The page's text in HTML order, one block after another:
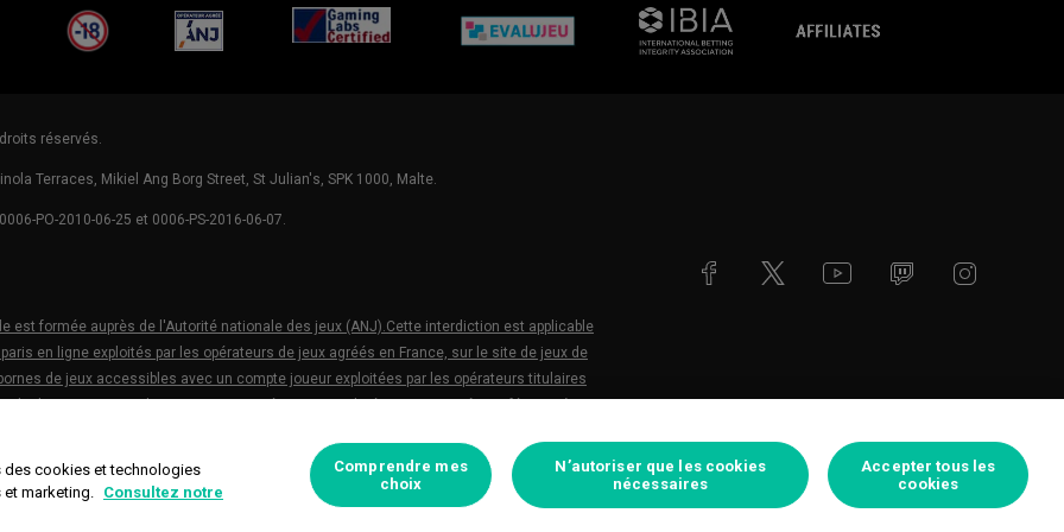
flutterLogo gamingLabs evalujeu
réservés.
Terraces, Mikiel Ang Borg Street, St Julian's, SPK 1000, Malte.
PO-2010-06-25 et 0006-PS-2016-06-07.
est formée auprès de l'Autorité nationale des jeux (ANJ).Cette interdiction est applicable
en ligne exploités par les opérateurs de jeux agréés en France, sur le site de jeux de
de jeux accessibles avec un compte joueur exploitées par les opérateurs titulaires
|Préférences de confidentialité Jeu responsable
des cookies et technologies
et marketing. Consultez notre
Comprendre mes
choix
N’autoriser que les cookies
nécessaires
Accepter tous les
cookies